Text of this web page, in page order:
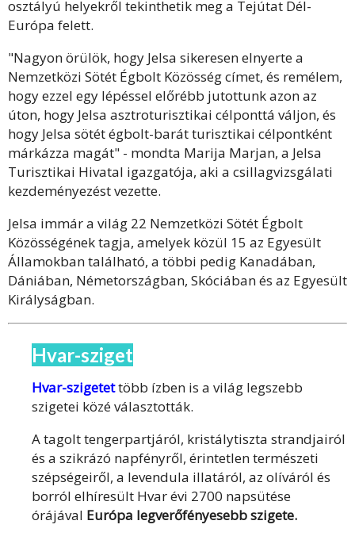
osztályú helyekről tekinthetik meg a Tejútat Dél-
Európa felett.
"Nagyon örülök, hogy Jelsa sikeresen elnyerte a
Nemzetközi Sötét Égbolt Közösség címet, és remélem,
hogy ezzel egy lépéssel előrébb jutottunk azon az
úton, hogy Jelsa asztroturisztikai célponttá váljon, és
hogy Jelsa sötét égbolt-barát turisztikai célpontként
márkázza magát" - mondta Marija Marjan, a Jelsa
Turisztikai Hivatal igazgatója, aki a csillagvizsgálati
kezdeményezést vezette.
Jelsa immár a világ 22 Nemzetközi Sötét Égbolt
Közösségének tagja, amelyek közül 15 az Egyesült
Államokban található, a többi pedig Kanadában,
Dániában, Németországban, Skóciában és az Egyesült
Királyságban.
Hvar-sziget
Hvar-szigetettöbb ízben is a világ legszebb
szigetei közé választották.
A tagolt tengerpartjáról, kristálytiszta strandjairól
és a szikrázó napfényről, érintetlen természeti
szépségeiről, a levendula illatáról, az olíváról és
borról elhíresült Hvar évi 2700 napsütése
órájával Európa legverőfényesebb szigete.